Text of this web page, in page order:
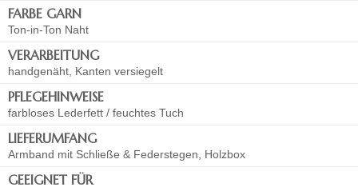
FARBE GARN
Ton-in-Ton Naht
VERARBEITUNG
handgenäht, Kanten versiegelt
PFLEGEHINWEISE
farbloses Lederfett / feuchtes Tuch
LIEFERUMFANG
Armband mit Schließe & Federstegen, Holzbox
GEEIGNET FÜR